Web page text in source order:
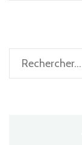
Rechercher :